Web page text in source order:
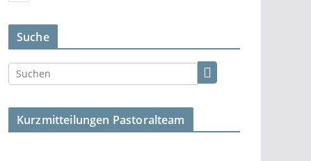
Suche
Kurzmitteilungen Pastoralteam